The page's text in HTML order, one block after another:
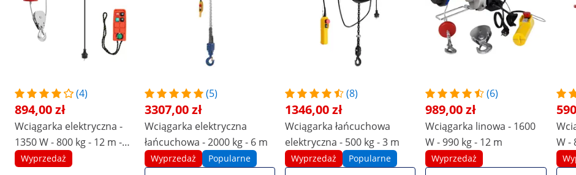
(4)
894,00 zł
Wciągarka elektryczna -
1350 W - 800 kg - 12 m -
pilot
Wyprzedaż
(5)
3307,00 zł
Wciągarka elektryczna
łańcuchowa - 2000 kg - 6 m
Wyprzedaż Popularne
(8)
1346,00 zł
Wciągarka łańcuchowa
elektryczna - 500 kg - 3 m
Wyprzedaż Popularne
(6)
989,00 zł
Wciągarka linowa - 1600
W - 990 kg - 12 m
Wyprzedaż
W -